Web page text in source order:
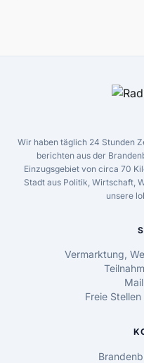
Wir haben täglich 24 Stunden
berichten aus der
Einzugsgebiet von circa 70
Stadt aus Politik, Wirtschaft,
unsere
Vermarktung,
Freie